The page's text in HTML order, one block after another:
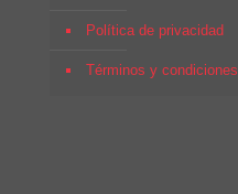
Política de privacidad
Términos y condiciones